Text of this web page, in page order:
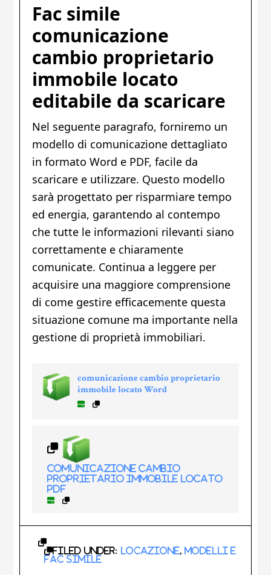
Fac simile
comunicazione
cambio proprietario
immobile locato
editabile da scaricare
Nel seguente paragrafo, forniremo un
modello di comunicazione dettagliato
in formato Word e PDF, facile da
scaricare e utilizzare. Questo modello
sarà progettato per risparmiare tempo
ed energia, garantendo al contempo
che tutte le informazioni rilevanti siano
correttamente e chiaramente
comunicate. Continua a leggere per
acquisire una maggiore comprensione
di come gestire efficacemente questa
situazione comune ma importante nella
gestione di proprietà immobiliari.
comunicazione cambio proprietario
immobile locato Word
comunicazione cambio
proprietario immobile locato
PDF
Filed Under: Locazione
Modelli e
Fac Simile